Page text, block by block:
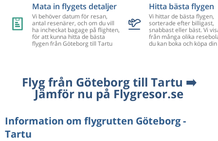
Mata in flygets detaljer
Vi behöver datum för resan,
antal resenärer, och om du vill
ha incheckat bagage på flighten,
för att kunna hitta de bästa
flygen från Göteborg till Tartu
Hitta bästa flygen
Vi hittar de bästa flygen,
sorterade efter billigast,
snabbast eller bäst. Vi
från många olika
du kan boka och köpa
Flyg från Göteborg till Tartu ➡️
Jämför nu på Flygresor.se
Information om flygrutten Göteborg -
Tartu